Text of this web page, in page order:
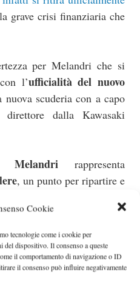
Cookie
tecnologie come i cookie per
del dispositivo. Il consenso a queste
il comportamento di navigazione o ID
il consenso può influire negativamente
grave crisi finanziaria che
per Melandri che si
l’ufficialità del nuovo
nuova scuderia con a capo
direttore dalla Kawasaki
Melandri rappresenta
, un punto per ripartire e
sezione di MotoGp di